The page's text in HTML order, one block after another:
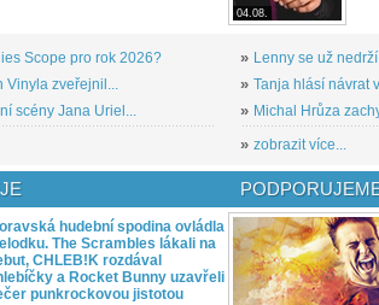
Scope pro rok 2026?
Vinyla zveřejnil...
scény Jana Uriel...
04.08.
» Lenny se už
» Tanja hlásí návrat
» Michal Hrůza
» zobrazit více...
hudební spodina ovládla
The Scrambles lákali na
CHLEB!K rozdával
a Rocket Bunny uzavřeli
punkrockovou jistotou